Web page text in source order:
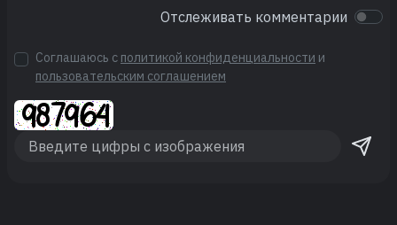
Отслеживать комментарии
Соглашаюсь с политикой конфиденциальности и
пользовательским соглашением